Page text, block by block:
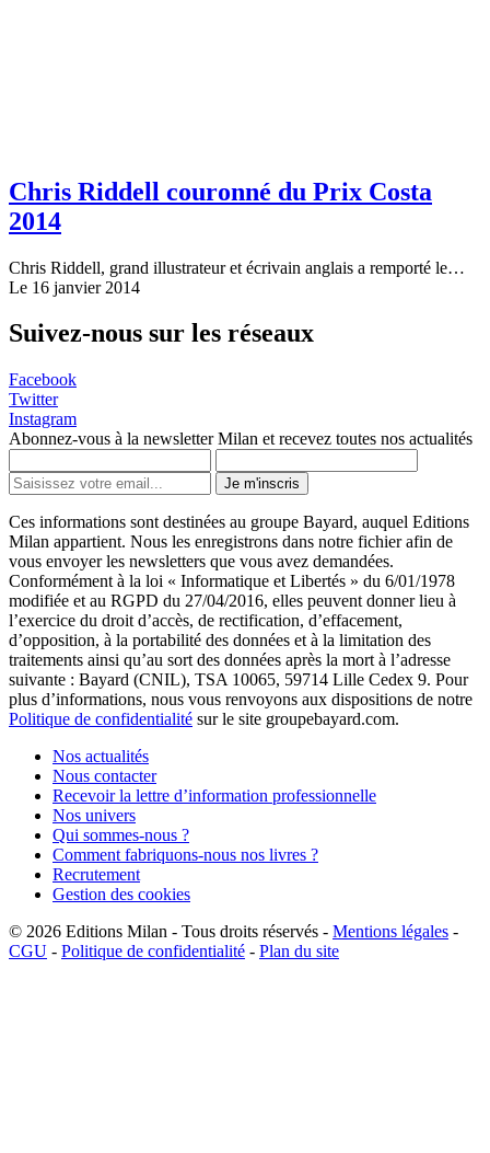
Chris Riddell couronné du Prix Costa
2014
Chris Riddell, grand illustrateur et écrivain anglais a remporté le…
Le 16 janvier 2014
Suivez-nous sur les réseaux
Facebook
Twitter
Instagram
Abonnez-vous à la newsletter Milan et recevez toutes nos actualités
Je m'inscris
Ces informations sont destinées au groupe Bayard, auquel Editions
Milan appartient. Nous les enregistrons dans notre fichier afin de
vous envoyer les newsletters que vous avez demandées.
Conformément à la loi « Informatique et Libertés » du 6/01/1978
modifiée et au RGPD du 27/04/2016, elles peuvent donner lieu à
l’exercice du droit d’accès, de rectification, d’effacement,
d’opposition, à la portabilité des données et à la limitation des
traitements ainsi qu’au sort des données après la mort à l’adresse
suivante : Bayard (CNIL), TSA 10065, 59714 Lille Cedex 9. Pour
plus d’informations, nous vous renvoyons aux dispositions de notre
Politique de confidentialité sur le site groupebayard.com.
Nos actualités
Nous contacter
Recevoir la lettre d’information professionnelle
Nos univers
Qui sommes-nous ?
Comment fabriquons-nous nos livres ?
Recrutement
Gestion des cookies
© 2026 Editions Milan - Tous droits réservés - Mentions légales -
CGU - Politique de confidentialité - Plan du site